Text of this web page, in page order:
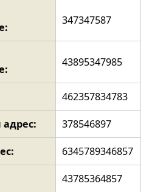
347347587
43895347985
462357834783
378546897
6345789346857
43785364857